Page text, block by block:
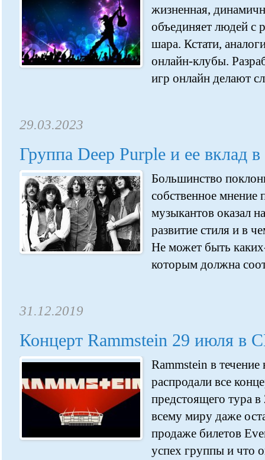
жизненная,
объединяет людей с
шара. Кстати,
онлайн-клубы.
игр онлайн делают
29.03.2023
Группа Deep Purple и ее вклад
Большинство
собственное мнение
музыкантов оказал
развитие стиля и в
Не может быть
которым должна
31.12.2019
Концерт Rammstein 29 июля в
Rammstein в течение
распродали все
предстоящего тура
всему миру даже
продаже билетов
успех группы и что